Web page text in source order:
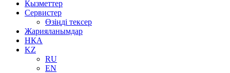
Қызметтер
Сервистер
Өзіңді тексер
Жарияланымдар
НҚА
KZ
RU
EN